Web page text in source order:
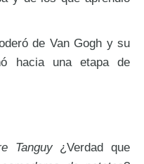
de Van Gogh y su
hacia una etapa de
Tanguy¿Verdad que